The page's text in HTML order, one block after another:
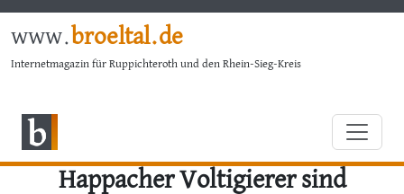
www.broeltal.de
Internetmagazin für Ruppichteroth und den Rhein-Sieg-Kreis
Happacher Voltigierer sind